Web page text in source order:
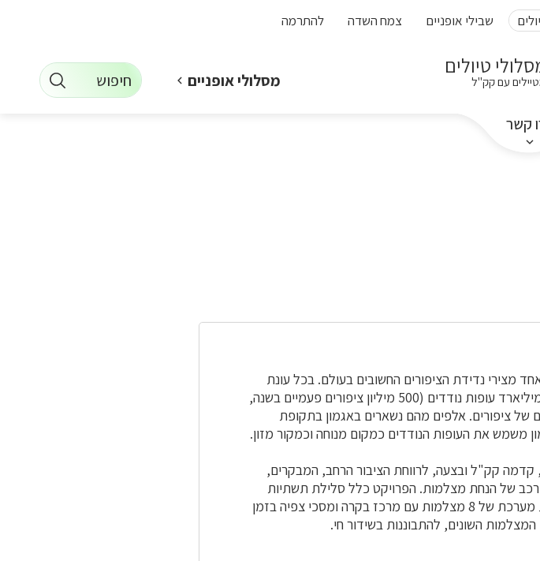
שבילי אופניים צמח השדה להתרמה
טיולים
עם קק"ל
קשר
מסלולי אופניים חיפוש
מצירי נדידת הציפורים החשובים בעולם. בכל עונת
נדידה, בסתיו ובאביב, חולפים בעמק החולה למעלה ממיליארד עופות נודדים (500 מיליון ציפורים פעמיים בשנה,
הכול נצפו בעמק כ-300 מינים שונים של ציפורים. אלפים מהם נשארים באגמון בתקופת
משמש את העופות הנודדים כמקום מנוחה וכמקור מזון.
קדמה קק"ל ובצעה, לרווחת הציבור הרחב, המבקרים,
של הנחת מצלמות. הפרויקט כלל סלילת תשתיות
חשמל, הנחת סיבים אופטיים ומערכות אלחוטיות והנחת מערכת של 8 מצלמות עם מרכז בקרה ומסכי צפיה בזמן